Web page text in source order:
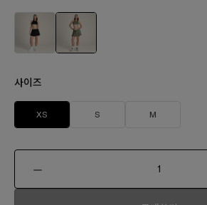
사이즈
XS S M